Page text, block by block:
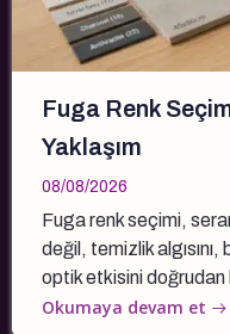
Fuga Renk
Yaklaşım
08/08/2026
Fuga renk seçimi,
değil, temizlik algısını,
optik etkisini doğrudan
Okumaya devam et